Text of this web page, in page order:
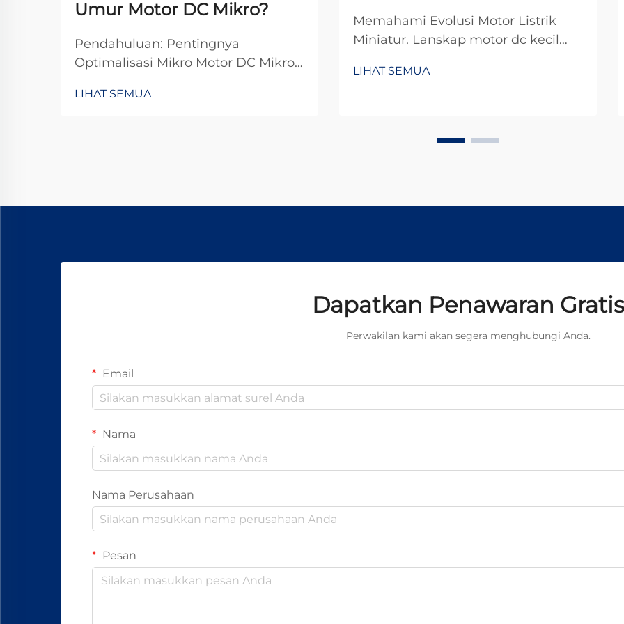
Umur Motor DC Mikro?
Pendahuluan: Pentingnya
Optimalisasi Mikro Motor DC Mikro
didefinisikan sebagai motor dengan
LIHAT SEMUA
Memahami Evolusi Motor Listrik
Miniatur. Lanskap motor dc kecil
selama dekade terakhir, merevolusi
LIHAT SEMUA
Dapatkan Penawaran Gratis
Perwakilan kami akan segera menghubungi Anda.
Email
Nama
Nama Perusahaan
Pesan